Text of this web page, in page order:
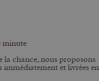
minute
la chance, nous proposons
immédiatement et livrées en